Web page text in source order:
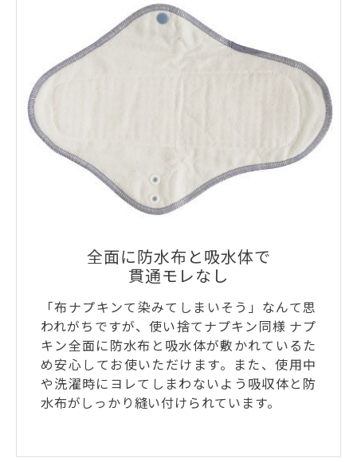
全面に防水布と吸水体で
貫通モレなし
「布ナプキンて染みてしまいそう」なんて思
われがちですが、使い捨てナプキン同様 ナプ
キン全面に防水布と吸水体が敷かれているた
め安心してお使いただけます。また、使用中
や洗濯時にヨレてしまわないよう吸収体と防
水布がしっかり縫い付けられています。